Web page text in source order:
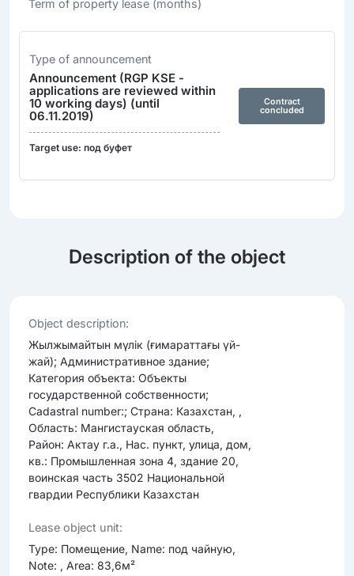
Term of property lease (months)
Type of announcement
Announcement (RGP KSE -
applications are reviewed within
10 working days) (until
06.11.2019)
Target use: под буфет
Contract
concluded
Description of the object
Object description:
Жылжымайтын мүлік (ғимараттағы үй-
жай); Административное здание;
Категория объекта: Объекты
государственной собственности;
Cadastral number:; Страна: Казахстан, ,
Область: Мангистауская область,
Район: Актау г.а., Нас. пункт, улица, дом,
кв.: Промышленная зона 4, здание 20,
воинская часть 3502 Национальной
гвардии Республики Казахстан
Lease object unit:
Type: Помещение, Name: под чайную,
Note: , Area: 83,6м²